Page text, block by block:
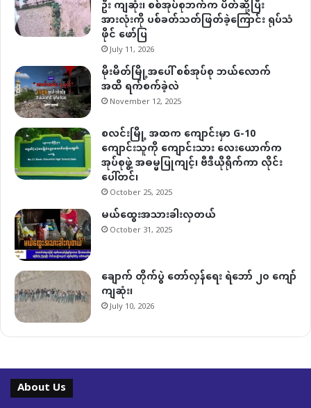
ဦး ကျဆုံး၊ စစ်အုပ်စုဘက်က ပိတ်ဆို့ပြီး
အားလုံးကို ပစ်ခတ်သတ်ဖြတ်ခဲ့ကြောင်း ရုပ်သံ
ဖိုင် ဖော်ပြ
July 11, 2026
မိုးမိတ်မြို့အပေါ် စစ်အုပ်စု ဘယ်လောက်
အထိ ရက်စက်ခဲ့လဲ
November 12, 2025
စလင်းမြို့ အထက ကျောင်းမှာ G-10
ကျောင်းသူကို ကျောင်းသား လေးယောက်က
အုပ်စုဖွဲ့ အဓမ္မပြုကျင့်၊ ဗီဒီယိုရိုက်ကာ လိုင်း
ပေါ်တင်၊
October 25, 2025
မယ်ထွေးအသားခါးလှတယ်
October 31, 2025
ချောက် တိုက်ပွဲ တော်လှန်ရေး ရဲဘော် ၂၀ ကျော်
ကျဆုံး၊
July 10, 2026
About Us